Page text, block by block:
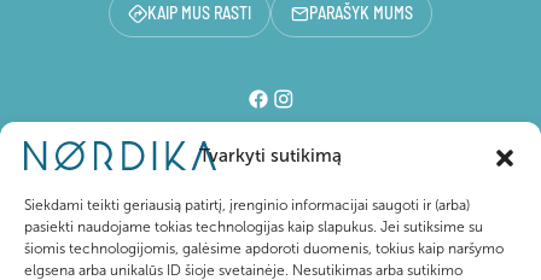
Tvarkyti sutikimą
Siekdami teikti geriausią patirtį, įrenginio informacijai saugoti ir (arba)
pasiekti naudojame tokias technologijas kaip slapukus. Jei sutiksime su
šiomis technologijomis, galėsime apdoroti duomenis, tokius kaip naršymo
elgsena arba unikalūs ID šioje svetainėje. Nesutikimas arba sutikimo
KAIP MUS RASTI PARAŠYK MUMS
Lankytojams